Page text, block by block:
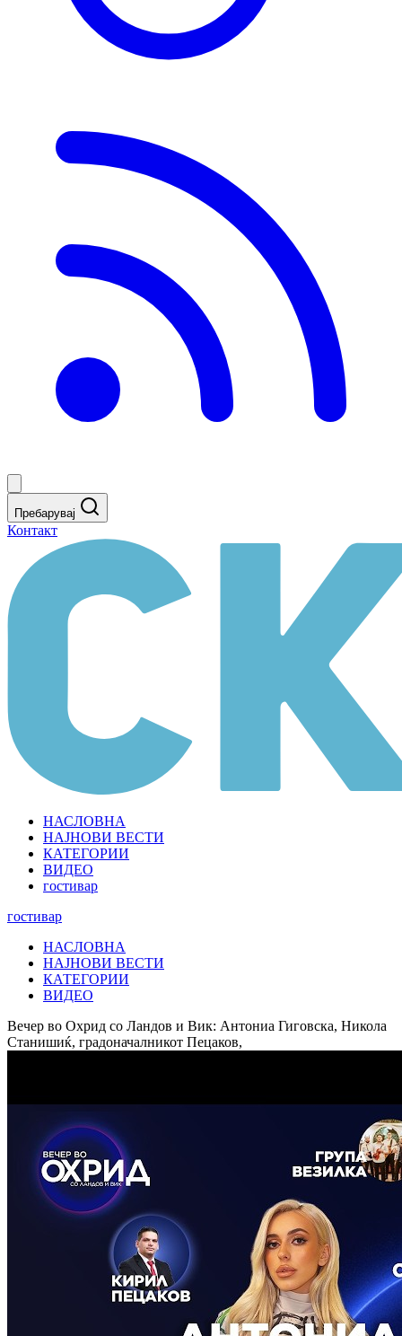
Пребарувај
Контакт
НАСЛОВНА
НАЈНОВИ ВЕСТИ
КАТЕГОРИИ
ВИДЕО
гостивар
гостивар
НАСЛОВНА
НАЈНОВИ ВЕСТИ
КАТЕГОРИИ
ВИДЕО
Вечер во Охрид со Ландов и Вик: Антониа Гиговска, Никола
Станишиќ, градоначалникот Пецаков,